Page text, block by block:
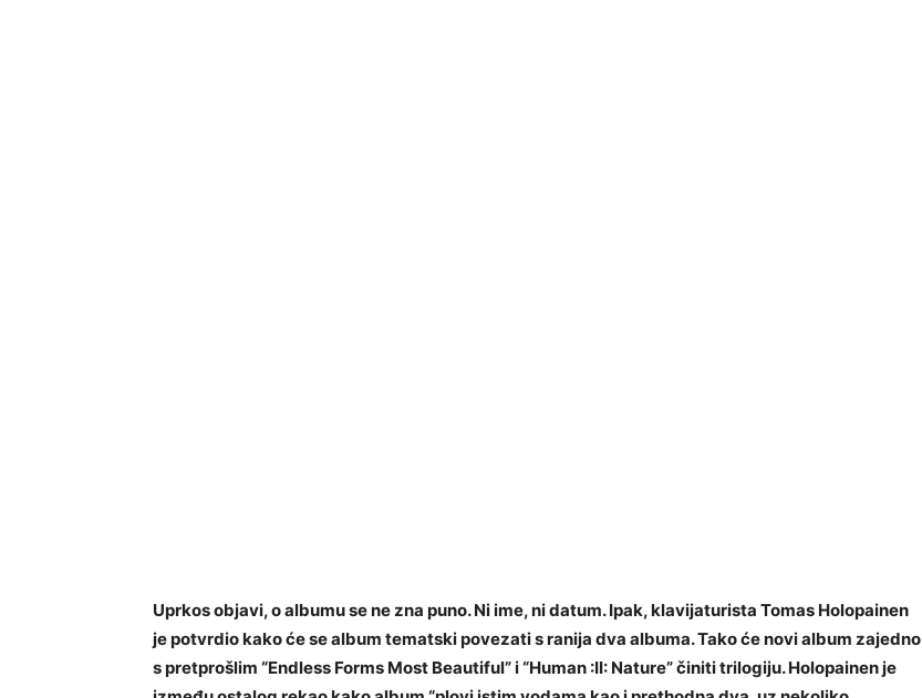
Uprkos objavi, o albumu se ne zna puno. Ni ime, ni datum. Ipak, klavijaturista Tomas Holopainen
je potvrdio kako će se album tematski povezati s ranija dva albuma. Tako će novi album zajedno
s pretprošlim “Endless Forms Most Beautiful” i “Human :II: Nature” činiti trilogiju. Holopainen je